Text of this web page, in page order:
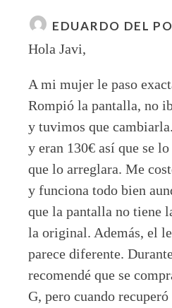
EDUARDO DEL
Hola Javi,
A mi mujer le paso
Rompió la pantalla, no
y tuvimos que
y eran 130€ así que se
que lo arreglara. Me
y funciona todo bien
que la pantalla no tiene
la original. Además, el
parece diferente.
recomendé que se
G, pero cuando